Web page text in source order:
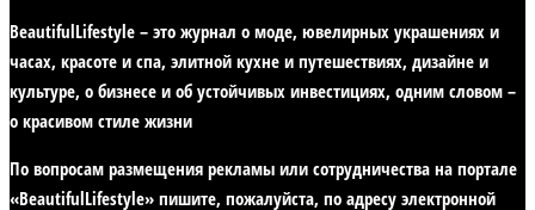
BeautifulLifestyle – это журнал о моде, ювелирных украшениях и
часах, красоте и спа, элитной кухне и путешествиях, дизайне и
культуре, о бизнесе и об устойчивых инвестициях, одним словом –
о красивом стиле жизни
По вопросам размещения рекламы или сотрудничества на портале
«BeautifulLifestyle» пишите, пожалуйста, по адресу электронной